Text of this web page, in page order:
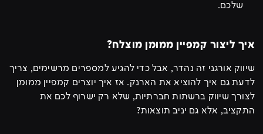
שלכם.
איך ליצור קמפיין ממומן מוצלח?
שיווק אורגני זה נהדר, אבל כדי להגיע למספרים מרשימים, צריך
לדעת גם איך להוציא את הארנק. אז איך יוצרים קמפיין ממומן
לצורך שיווק ברשתות חברתיות, שלא רק ישרוף לכם את
התקציב, אלא גם יניב תוצאות?